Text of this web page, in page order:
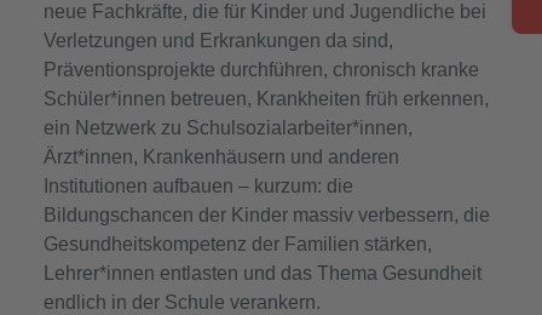
neue Fachkräfte, die für Kinder und Jugendliche bei
Verletzungen und Erkrankungen da sind,
Präventionsprojekte durchführen, chronisch kranke
Schüler*innen betreuen, Krankheiten früh erkennen,
ein Netzwerk zu Schulsozialarbeiter*innen,
Ärzt*innen, Krankenhäusern und anderen
Institutionen aufbauen – kurzum: die
Bildungschancen der Kinder massiv verbessern, die
Gesundheitskompetenz der Familien stärken,
Lehrer*innen entlasten und das Thema Gesundheit
endlich in der Schule verankern.